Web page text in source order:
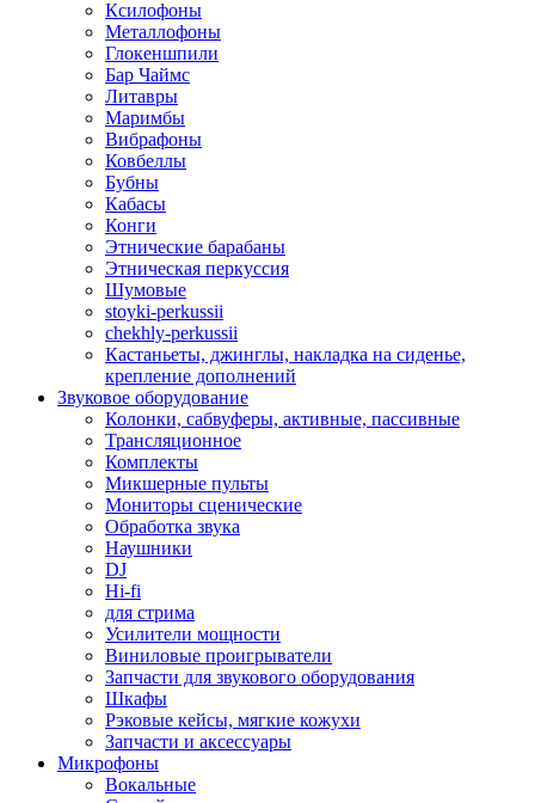
Ксилофоны
Металлофоны
Глокеншпили
Бар Чаймс
Литавры
Маримбы
Вибрафоны
Ковбеллы
Бубны
Кабасы
Конги
Этнические барабаны
Этническая перкуссия
Шумовые
stoyki-perkussii
chekhly-perkussii
Кастаньеты, джинглы, накладка на сиденье,
крепление дополнений
Звуковое оборудование
Колонки, сабвуферы, активные, пассивные
Трансляционное
Комплекты
Микшерные пульты
Мониторы сценические
Обработка звука
Наушники
DJ
Hi-fi
для стрима
Усилители мощности
Виниловые проигрыватели
Запчасти для звукового оборудования
Шкафы
Рэковые кейсы, мягкие кожухи
Запчасти и аксессуары
Микрофоны
Вокальные